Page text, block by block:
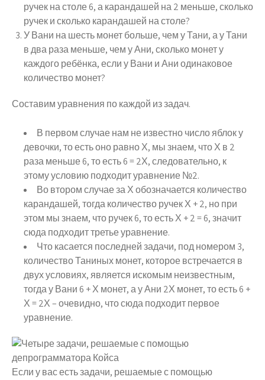
ручек на столе 6, а карандашей на 2 меньше, сколько
ручек и сколько карандашей на столе?
У Вани на шесть монет больше, чем у Тани, а у Тани
в два раза меньше, чем у Ани, сколько монет у
каждого ребёнка, если у Вани и Ани одинаковое
количество монет?
Составим уравнения по каждой из задач.
В первом случае нам не известно число яблок у
девочки, то есть оно равно Х, мы знаем, что Х в 2
раза меньше 6, то есть 6 = 2Х, следовательно, к
этому условию подходит уравнение №2.
Во втором случае за Х обозначается количество
карандашей, тогда количество ручек Х + 2, но при
этом мы знаем, что ручек 6, то есть Х + 2 = 6, значит
сюда подходит третье уравнение.
Что касается последней задачи, под номером 3,
количество Таниных монет, которое встречается в
двух условиях, является искомым неизвестным,
тогда у Вани 6 + Х монет, а у Ани 2Х монет, то есть 6 +
Х = 2Х – очевидно, что сюда подходит первое
уравнение.
Если у вас есть задачи, решаемые с помощью